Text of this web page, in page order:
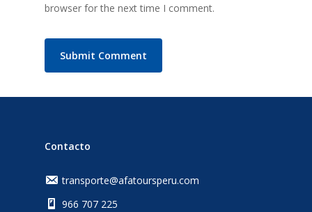
browser for the next time I comment.
Contacto
transporte@afatoursperu.com
966 707 225